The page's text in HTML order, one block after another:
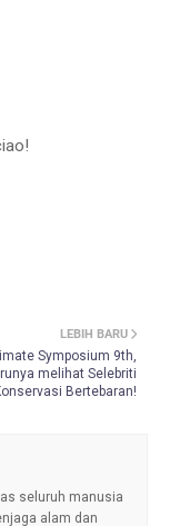
LEBIH BARU
Symposium 9th,
melihat Selebriti
Bertebaran!
seluruh manusia
alam dan